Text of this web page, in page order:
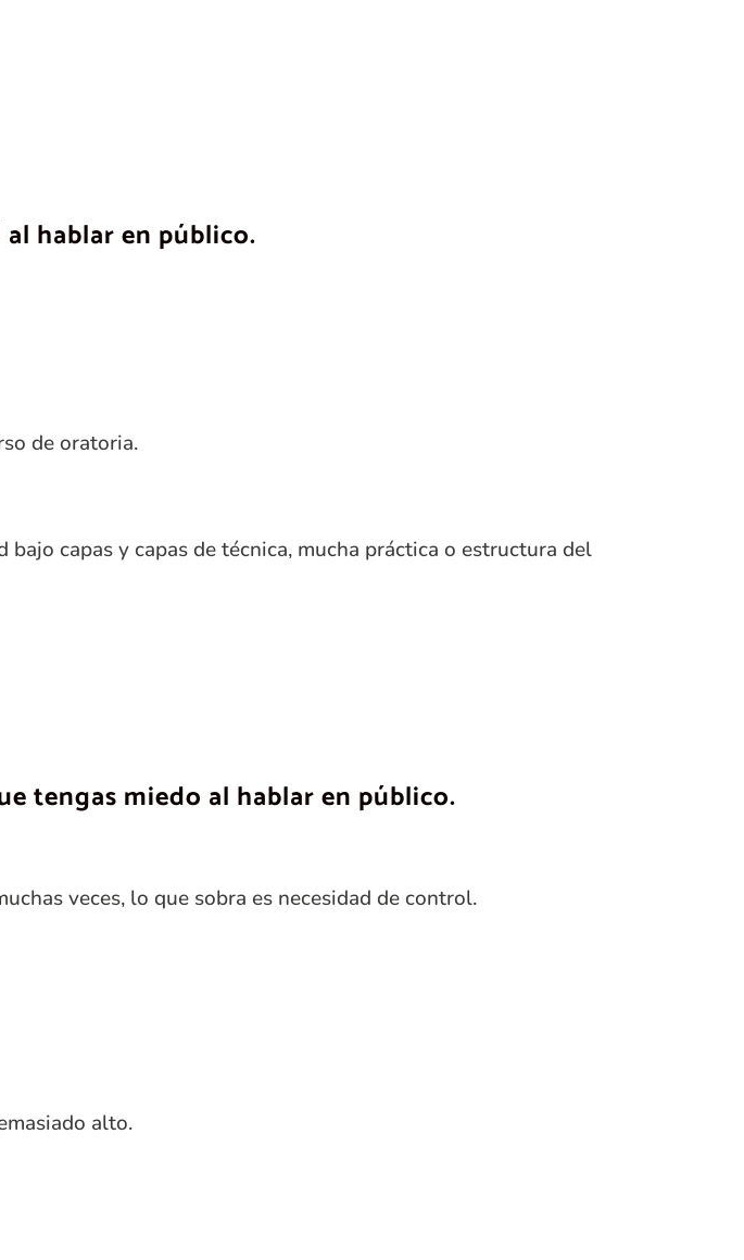
hablar en público.
de oratoria.
capas y capas de técnica, mucha práctica o estructura del
tengas miedo al hablar en público.
veces, lo que sobra es necesidad de control.
alto.